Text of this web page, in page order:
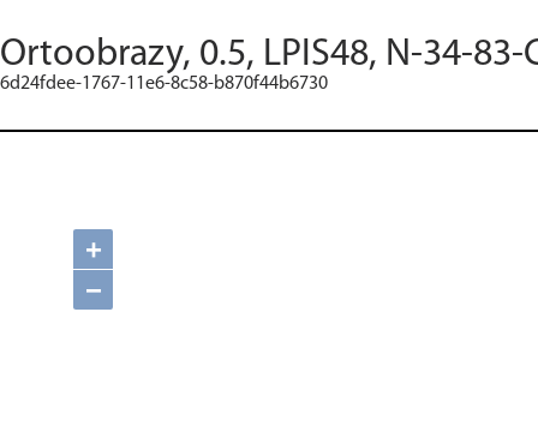
Ortoobrazy, 0.5, LPIS48, N-34-83-
6d24fdee-1767-11e6-8c58-b870f44b6730
+
−